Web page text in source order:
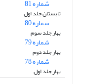
شماره 81
تابستان جلد اول
شماره 80
بهار جلد سوم
شماره 79
بهار جلد دوم
شماره 78
بهار جلد اول